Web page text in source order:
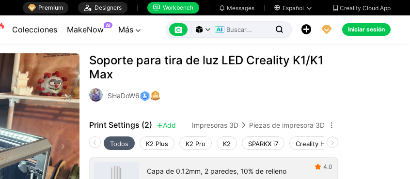
 Premium  Designers  Workbench  Messages  Español   Creality Cloud App
Colecciones MakeNow AI Más        Iniciar sesión
Soporte para tira de luz LED Creality K1/K1
Max
SHaDoW6
Print Settings (2) Add Impresoras 3D  Piezas de impresora 3D 
Todos K2 Plus K2 Pro K2 SPARKX i7 Creality Hi
Capa de 0.12mm, 2 paredes, 10% de relleno
 4.0